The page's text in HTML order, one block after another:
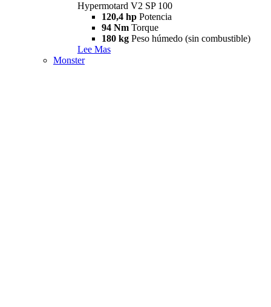
Hypermotard V2 SP 100
120,4 hp Potencia
94 Nm Torque
180 kg Peso húmedo (sin combustible)
Lee Mas
Monster